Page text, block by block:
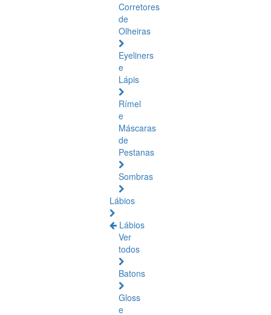
Corretores
de
Olheiras
Eyeliners
e
Lápis
Rímel
e
Máscaras
de
Pestanas
Sombras
Lábios
Lábios
Ver
todos
Batons
Gloss
e